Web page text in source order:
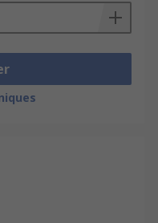
de types de
fonctionner